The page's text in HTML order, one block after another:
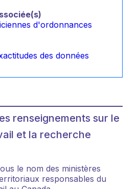
d'ordonnances
des données
renseignements sur le
et la recherche
le nom des ministères
responsables du